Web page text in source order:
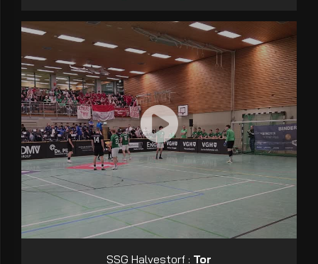
SSG Halvestorf : Tor